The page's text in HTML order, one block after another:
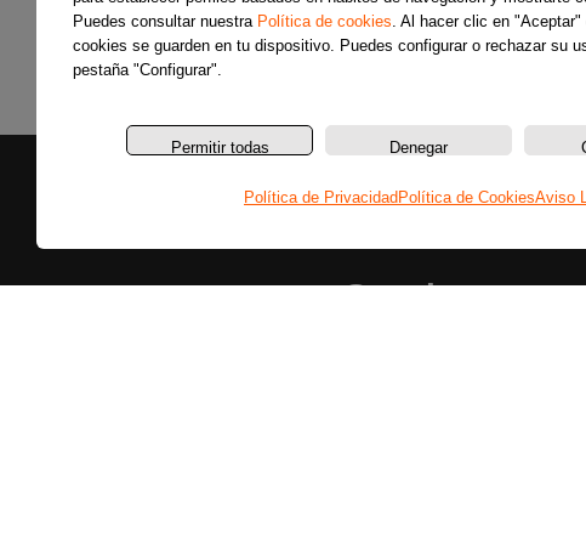
Puedes consultar nuestra Política de cookies. Al hacer clic en
cookies se guarden en tu dispositivo. Puedes configurar o rechazar su
pestaña "Configurar".
Permitir todas Denegar
Política de Privacidad Política de CookiesAviso
Secciones